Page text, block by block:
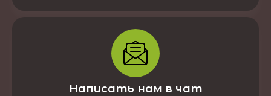
Написать нам в чат